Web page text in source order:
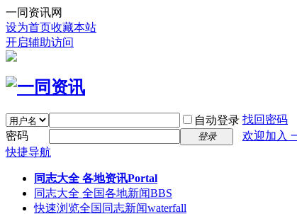
一同资讯网
设为首页收藏本站
开启辅助访问
自动登录 找回密码
密码
登录
欢迎加入
快捷导航
同志大全 各地资讯Portal
同志大全 全国各地新闻BBS
快速浏览全国同志新闻waterfall